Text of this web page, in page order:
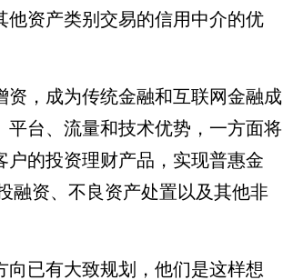
资产类别交易的信用中介的优
，成为传统金融和互联网金融成
台、流量和技术优势，一方面将
的投资理财产品，实现普惠金
融资、不良资产处置以及其他非
已有大致规划，他们是这样想